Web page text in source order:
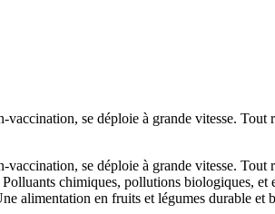
se déploie à grande vitesse. Tout
se déploie à grande vitesse. Tout
chimiques, pollutions biologiques,
alimentation en fruits et légumes durable et